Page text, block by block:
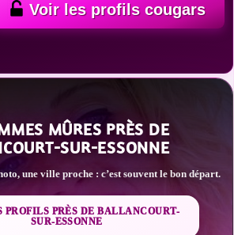
Voir les profils cougars
MÛRES PRÈS DE
SUR-ESSONNE
une ville proche : c’est souvent le bon départ.
PROFILS PRÈS DE BALLANCOURT-
SUR-ESSONNE